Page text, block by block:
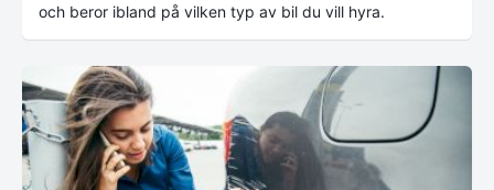
och beror ibland på vilken typ av bil du vill hyra.